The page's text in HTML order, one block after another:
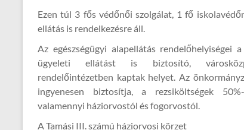
Ezen túl 3 fős védőnői szolgálat, 1 fő
ellátás is rendelkezésre áll.
Az egészségügyi alapellátás rendelőhelyiségei
ügyeleti ellátást is biztosító,
rendelőintézetben kaptak helyet. Az
ingyenesen biztosítja, a rezsiköltségek
valamennyi háziorvostól és fogorvostól.
A Tamási III. számú háziorvosi körzet